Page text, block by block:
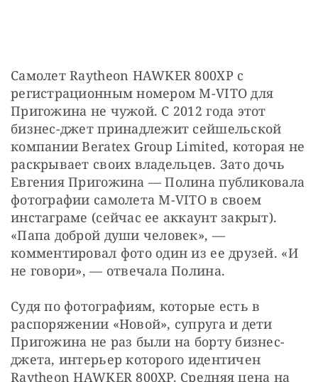
Самолет Raytheon HAWKER 800XP с
регистрационным номером M-VITO для
Пригожина не чужой. С 2012 года этот
бизнес-джет принадлежит сейшельской
компании Beratex Group Limited, которая не
раскрывает своих владельцев. Зато дочь
Евгения Пригожина — Полина публиковала
фотографии самолета M-VITO в своем
инстаграме (сейчас ее аккаунт закрыт).
«Папа доброй души человек», —
комментировал фото один из ее друзей. «И
не говори», — отвечала Полина.
Судя по фотографиям, которые есть в
распоряжении «Новой», супруга и дети
Пригожина не раз были на борту бизнес-
джета, интерьер которого идентичен
Raytheon HAWKER 800XP. Средняя цена на